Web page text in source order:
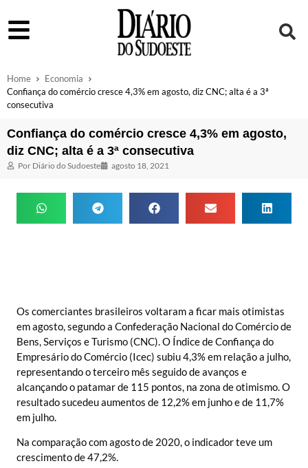
Home
Economia
Confiança do comércio cresce 4,3% em agosto, diz CNC; alta é a 3ª
consecutiva
Confiança do comércio cresce 4,3% em agosto,
diz CNC; alta é a 3ª consecutiva
Por Diário do Sudoeste agosto 18, 2021
Os comerciantes brasileiros voltaram a ficar mais otimistas
em agosto, segundo a Confederação Nacional do Comércio de
Bens, Serviços e Turismo (CNC). O Índice de Confiança do
Empresário do Comércio (Icec) subiu 4,3% em relação a julho,
representando o terceiro mês seguido de avanços e
alcançando o patamar de 115 pontos, na zona de otimismo. O
resultado sucedeu aumentos de 12,2% em junho e de 11,7%
em julho.
Na comparação com agosto de 2020, o indicador teve um
crescimento de 47,2%.